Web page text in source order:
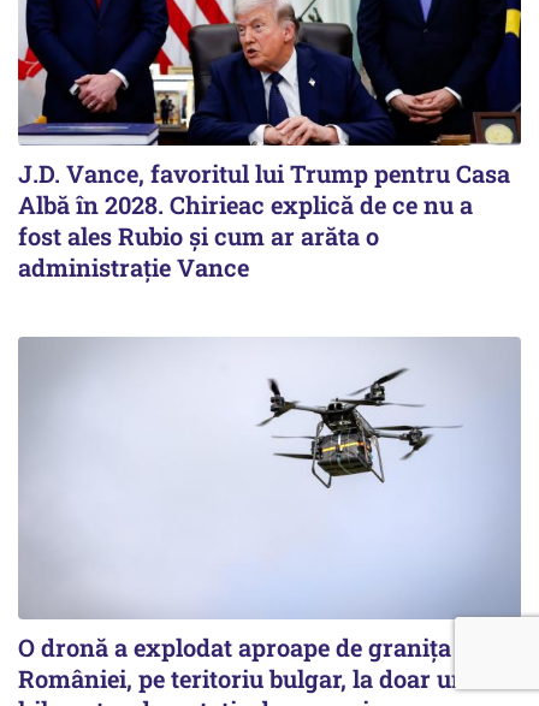
J.D. Vance, favoritul lui Trump pentru Casa
Albă în 2028. Chirieac explică de ce nu a
fost ales Rubio și cum ar arăta o
administrație Vance
O dronă a explodat aproape de granița
României, pe teritoriu bulgar, la doar un